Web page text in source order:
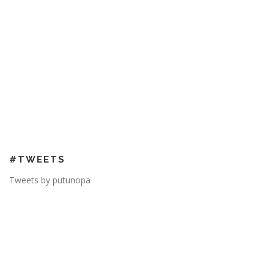
#TWEETS
Tweets by putunopa